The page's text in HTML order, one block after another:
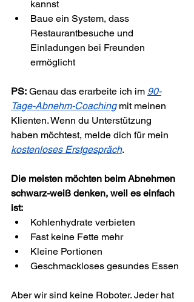
kannst
Baue ein System, dass
Restaurantbesuche und
Einladungen bei Freunden
ermöglicht
PS: Genau das erarbeite ich im 90-
Tage-Abnehm-Coaching mit meinen
Klienten. Wenn du Unterstützung
haben möchtest, melde dich für mein
kostenloses Erstgespräch.
Die meisten möchten beim Abnehmen
schwarz-weiß denken, weil es einfach
ist:
Kohlenhydrate verbieten
Fast keine Fette mehr
Kleine Portionen
Geschmackloses gesundes Essen
Aber wir sind keine Roboter. Jeder hat